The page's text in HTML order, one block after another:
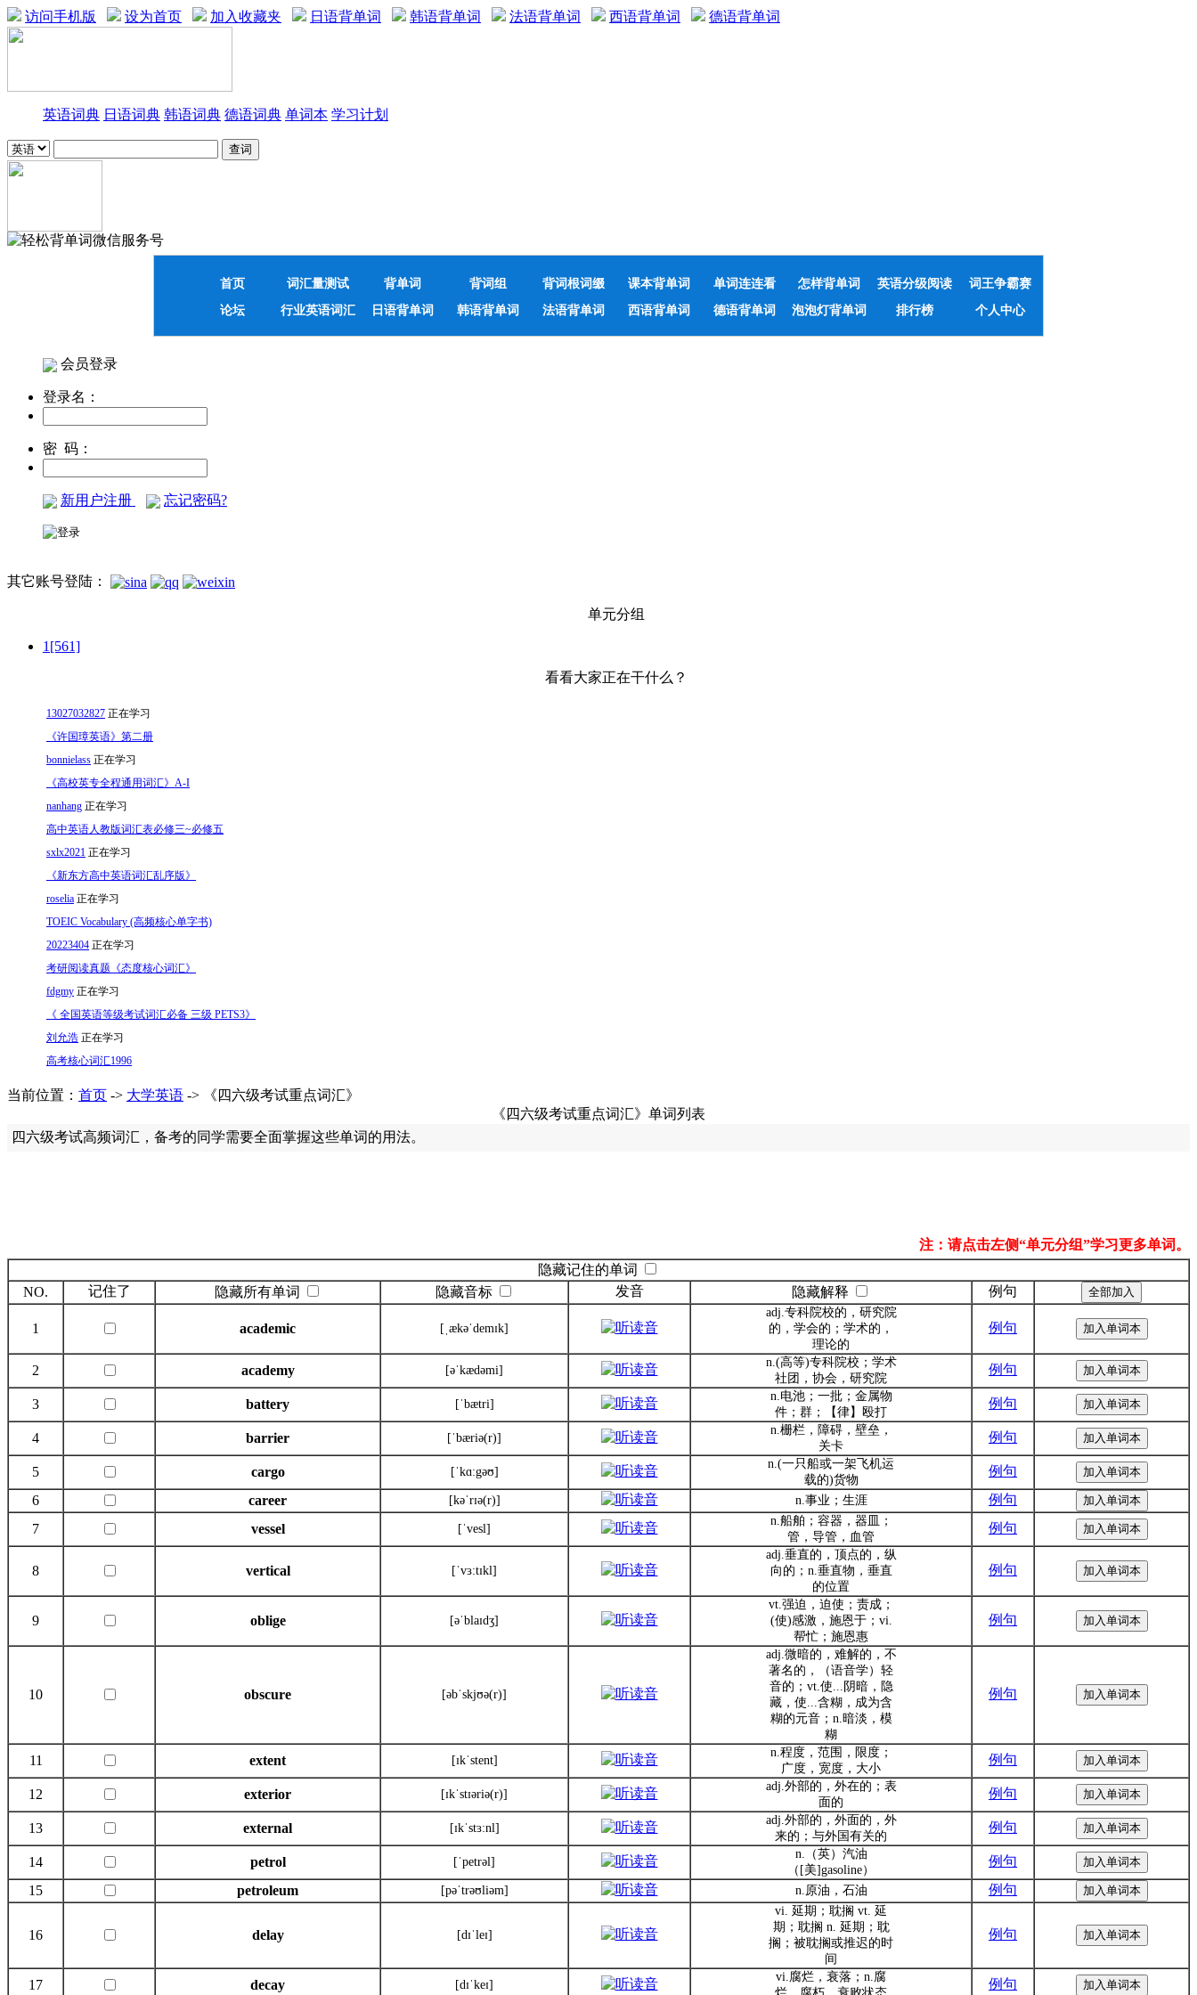
访问手机版 设为首页 加入收藏夹 日语背单词 韩语背单词 法语背单词 西语背单词 德语背单词
英语词典 日语词典 韩语词典 德语词典 单词本 学习计划
首页 词汇量测试 背单词 背词组 背词根词缀 课本背单词 单词连连看 怎样背单词 英语分级阅读
词王争霸赛
论坛
行业英语词汇 日语背单词 韩语背单词 法语背单词 西语背单词 德语背单词 泡泡灯背单词 排行榜 个人中心
会员登录
登录名：
密 码：
新用户注册 忘记密码?
其它账号登陆：
单元分组
1[561]
看看大家正在干什么？
13027032827 正在学习
《许国璋英语》第二册
bonnielass 正在学习
《高校英专全程通用词汇》A-I
nanhang 正在学习
高中英语人教版词汇表必修三~必修五
sxlx2021 正在学习
《新东方高中英语词汇乱序版》
roselia 正在学习
TOEIC Vocabulary (高频核心单字书)
20223404 正在学习
考研阅读真题《态度核心词汇》
fdgmy 正在学习
《 全国英语等级考试词汇必备 三级 PETS3》
刘允浩 正在学习
高考核心词汇1996
当前位置： 首页 -> 大学英语 -> 《四六级考试重点词汇》
《四六级考试重点词汇》单词列表
四六级考试高频词汇，备考的同学需要全面掌握这些单词的用法。
注：请点击左侧“单元分组”学习更多单词。
隐藏记住的单词
NO.
记住了 隐藏所有单词 隐藏音标 发音 隐藏解释 例句
1 academic [ˌækəˈdemɪk]
adj.专科院校的，研究院
的，学会的；学术的，
理论的
例句
2 academy [əˈkædəmi]
n.(高等)专科院校；学术
社团，协会，研究院
例句
3 battery [ˈbætri]
n.电池；一批；金属物
件；群；【律】殴打
例句
4 barrier [ˈbæriə(r)]
n.栅栏，障碍，壁垒，
关卡
例句
5 cargo [ˈkɑ:gəʊ]
n.(一只船或一架飞机运
载的)货物
例句
6
career [kəˈrɪə(r)] n.事业；生涯
例句
7
vessel [ˈvesl]
n.船舶；容器，器皿；
管，导管，血管
例句
8 vertical [ˈvɜ:tɪkl]
adj.垂直的，顶点的，纵
向的；n.垂直物，垂直
的位置
例句
9 oblige [əˈblaɪdʒ]
vt.强迫，迫使；责成；
(使)感激，施恩于；vi.
帮忙；施恩惠
例句
10 obscure [əbˈskjʊə(r)]
adj.微暗的，难解的，不
著名的，（语音学）轻
音的；vt.使...阴暗，隐
藏，使...含糊，成为含
糊的元音；n.暗淡，模
糊
例句
11 extent [ɪkˈstent]
n.程度，范围，限度；
广度，宽度，大小
例句
12 exterior [ɪkˈstɪəriə(r)]
adj.外部的，外在的；表
面的
例句
13 external [ɪkˈstɜ:nl]
adj.外部的，外面的，外
来的；与外国有关的
例句
14 petrol [ˈpetrəl]
n.（英）汽油
（[美]gasoline）
例句
15
petroleum [pəˈtrəʊliəm] n.原油，石油 例句
16 delay [dɪˈleɪ]
vi. 延期；耽搁 vt. 延
期；耽搁 n. 延期；耽
搁；被耽搁或推迟的时
间
例句
17 decay [dɪˈkeɪ]
vi.腐烂，衰落；n.腐
例句